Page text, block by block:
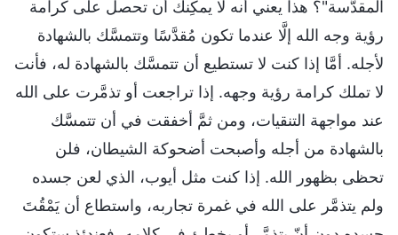
المقدَّسة"؟ هذا يعني أنه لا يمكِنك أن تحصل على كرامة
رؤية وجه الله إلَّا عندما تكون مُقدَّسًا وتتمسَّك بالشهادة
لأجله. أمَّا إذا كنت لا تستطيع أن تتمسَّك بالشهادة له، فأنت
لا تملك كرامة رؤية وجهه. إذا تراجعت أو تذمَّرت على الله
عند مواجهة التنقيات، ومن ثمَّ أخفقت في أن تتمسَّك
بالشهادة من أجله وأصبحت أضحوكة الشيطان، فلن
تحظى بظهور الله. إذا كنت مثل أيوب، الذي لعن جسده
ولم يتذمَّر على الله في غمرة تجاربه، واستطاع أن يَمْقُتَ